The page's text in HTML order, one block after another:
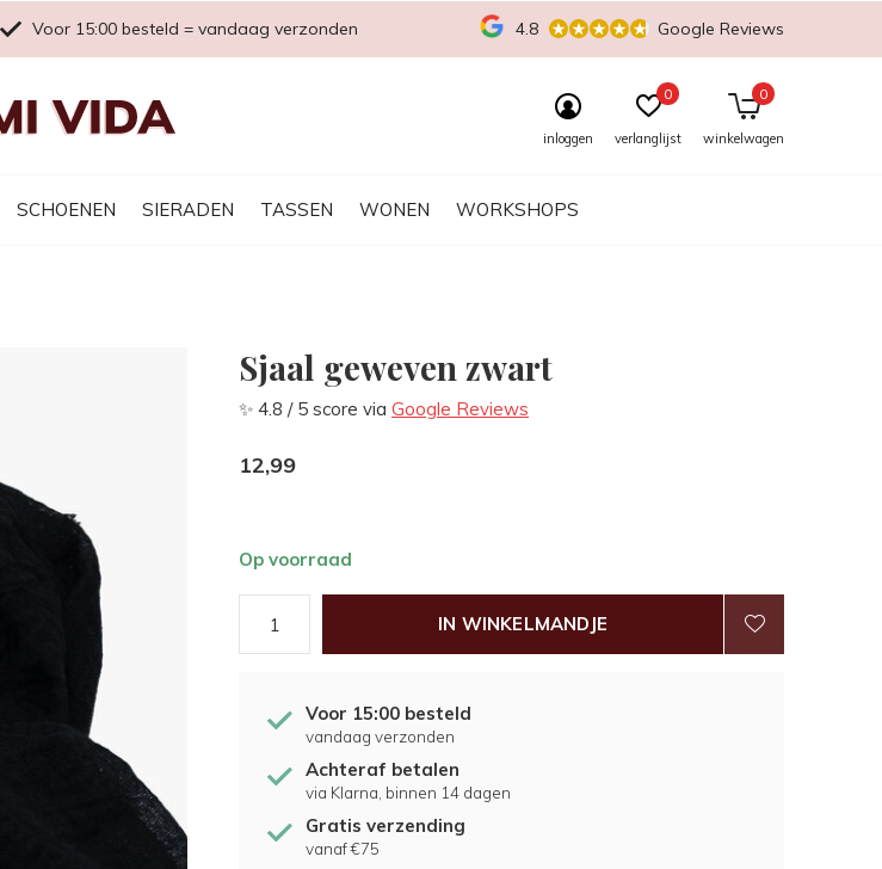
SCHOENEN SIERADEN TASSEN WONEN WORKSHOPS
inloggen verlanglijst
0
winkelwagen
0
Voor 15:00 besteld = vandaag verzonden 4.8 Google Reviews
Sjaal geweven zwart
✨ 4.8 / 5 score via Google Reviews
12,99
Op voorraad
IN WINKELMANDJE
Voor 15:00 besteld
vandaag verzonden
Achteraf betalen
via Klarna, binnen 14 dagen
Gratis verzending
vanaf €75